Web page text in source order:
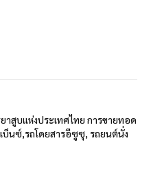
าสูบแห่งประเทศไทย การขายทอด
บ็นซ์,รถโดยสารอีซูซุ, รถยนต์นั่ง